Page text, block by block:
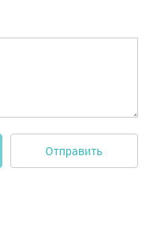
Отправить